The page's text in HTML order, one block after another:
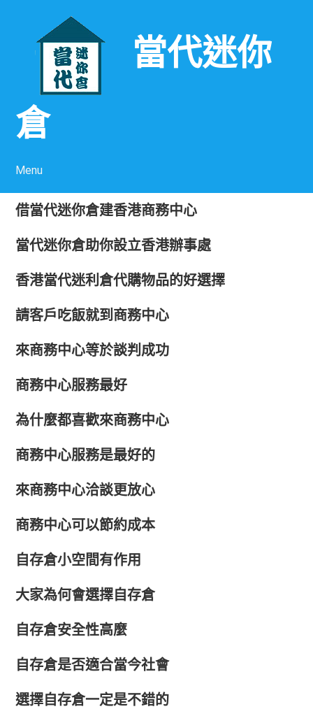
當代迷你
倉
Menu
借當代迷你倉建香港商務中心
當代迷你倉助你設立香港辦事處
香港當代迷利倉代購物品的好選擇
請客戶吃飯就到商務中心
來商務中心等於談判成功
商務中心服務最好
為什麼都喜歡來商務中心
商務中心服務是最好的
來商務中心洽談更放心
商務中心可以節約成本
自存倉小空間有作用
大家為何會選擇自存倉
自存倉安全性高麼
自存倉是否適合當今社會
選擇自存倉一定是不錯的